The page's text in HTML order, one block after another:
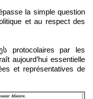
la simple question
et au respect des
protocolaires par les
aujourd’hui essentielle
et représentatives de